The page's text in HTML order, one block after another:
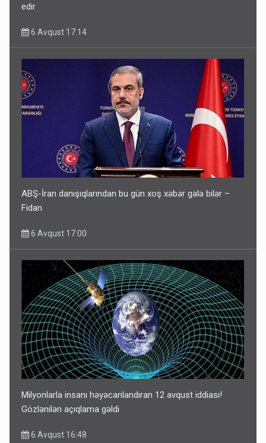
edir
6 Avqust 17:14
ABŞ-İran danışıqlarından bu gün xoş xəbər gələ bilər –
Fidan
6 Avqust 17:00
Milyonlarla insanı həyəcanlandıran 12 avqust iddiası!
Gözlənilən açıqlama gəldi
6 Avqust 16:48